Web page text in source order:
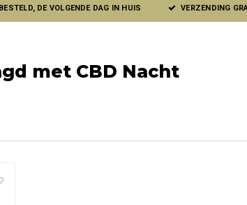
DE VOLGENDE DAG IN HUIS VERZENDING
met CBD Nacht